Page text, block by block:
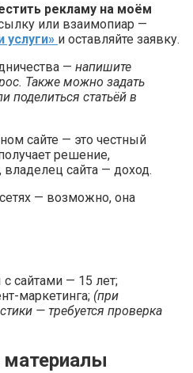
рекламу на моём
или взаимопиар —
услуги» и оставляйте заявку.
— напишите
Также можно задать
поделиться статьёй в
сайте — это честный
решение,
сайта — доход.
— возможно, она
сайтами — 15 лет;
маркетинга; (при
— требуется проверка